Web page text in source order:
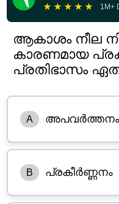
★ ★ ★ ★ ★ 1M+
ആകാശം നീല
കാരണമായ
പ്രതിഭാസം
A അപവർത്തനം
B പ്രകീർണ്ണനം